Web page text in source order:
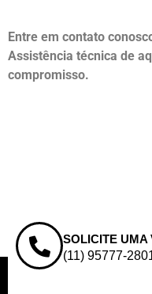
Entre em contato
Assistência técnica de
compromisso.
SOLICITE UMA
(11) 95777-